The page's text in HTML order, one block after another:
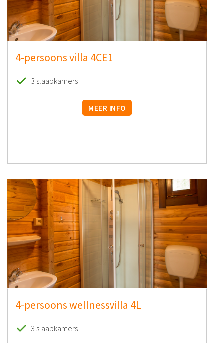
4-persoons villa 4CE1
3 slaapkamers
MEER INFO
4-persoons wellnessvilla 4L
3 slaapkamers